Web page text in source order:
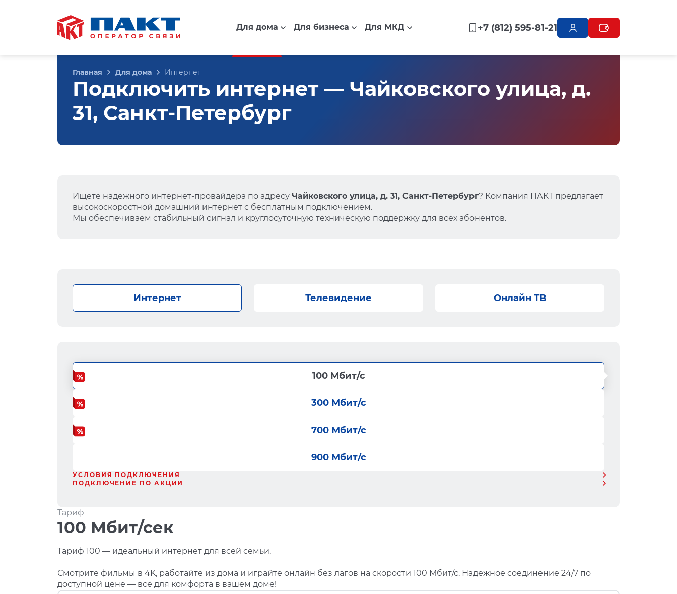
Для дома Для бизнеса Для МКД +7 (812) 595-81-21
Главная Для дома Интернет
Подключить интернет — Чайковского улица, д.
31, Санкт-Петербург
Ищете надежного интернет-провайдера по адресу Чайковского улица, д. 31, Санкт-Петербург? Компания ПАКТ предлагает
высокоскоростной домашний интернет с бесплатным подключением.
Мы обеспечиваем стабильный сигнал и круглосуточную техническую поддержку для всех абонентов.
Интернет Телевидение Онлайн ТВ
100 Мбит/с
300 Мбит/с
700 Мбит/с
900 Мбит/с
УСЛОВИЯ ПОДКЛЮЧЕНИЯ
ПОДКЛЮЧЕНИЕ ПО АКЦИИ
Тариф
100 Мбит/сек
Тариф 100 — идеальный интернет для всей семьи.
Смотрите фильмы в 4K, работайте из дома и играйте онлайн без лагов на скорости 100 Мбит/с. Надежное соединение 24/7 по
доступной цене — всё для комфорта в вашем доме!